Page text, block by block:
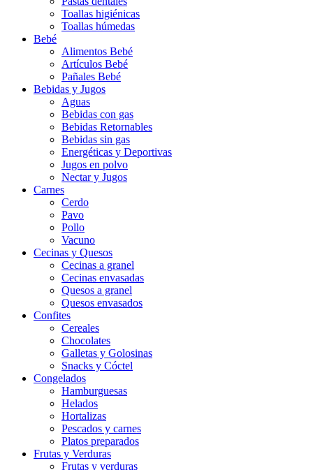
Toallas higiénicas
Toallas húmedas
Bebé
Alimentos Bebé
Artículos Bebé
Pañales Bebé
Bebidas y Jugos
Aguas
Bebidas con gas
Bebidas Retornables
Bebidas sin gas
Energéticas y Deportivas
Jugos en polvo
Nectar y Jugos
Carnes
Cerdo
Pavo
Pollo
Vacuno
Cecinas y Quesos
Cecinas a granel
Cecinas envasadas
Quesos a granel
Quesos envasados
Confites
Cereales
Chocolates
Galletas y Golosinas
Snacks y Cóctel
Congelados
Hamburguesas
Helados
Hortalizas
Pescados y carnes
Platos preparados
Frutas y Verduras
Frutas y verduras